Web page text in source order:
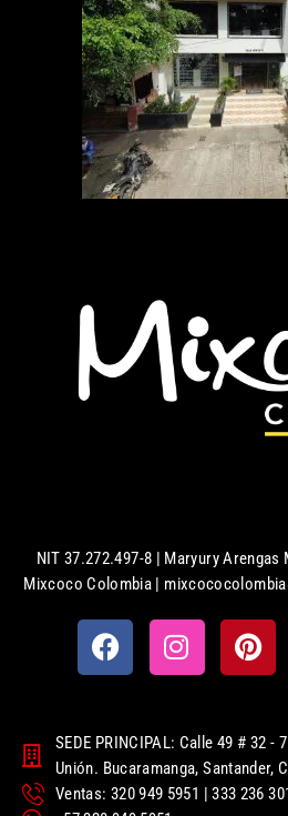
NIT 37.272.497-8 | Maryury
Mixcoco Colombia |
SEDE PRINCIPAL: Calle 49 # 32 -
Unión. Bucaramanga, Santander,
Ventas: 320 949 5951 | 333 236